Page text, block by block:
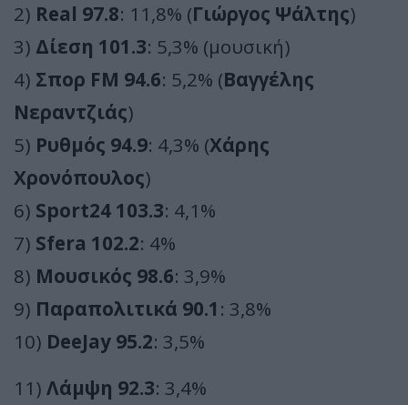
2) Real 97.8: 11,8% (Γιώργος Ψάλτης)
3) Δίεση 101.3: 5,3% (μουσική)
4) Σπορ FM 94.6: 5,2% (Βαγγέλης
Νεραντζιάς)
5) Ρυθμός 94.9: 4,3% (Χάρης
Χρονόπουλος)
6) Sport24 103.3: 4,1%
7) Sfera 102.2: 4%
8) Μουσικός 98.6: 3,9%
9) Παραπολιτικά 90.1 : 3,8%
10) DeeJay 95.2: 3,5%
11) Λάμψη 92.3: 3,4%